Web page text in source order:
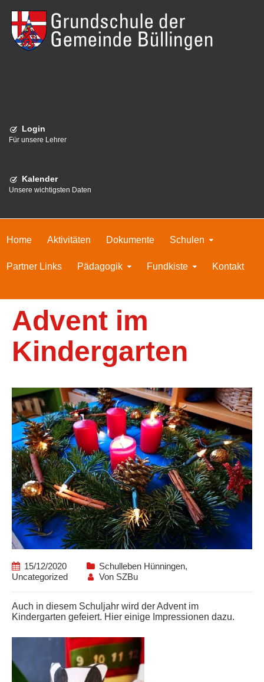
Login
Für unsere Lehrer
Kalender
Unsere wichtigsten Daten
Home Aktivitäten Dokumente Schulen
Partner Links Pädagogik Fundkiste Kontakt
Advent im
Kindergarten
15/12/2020 Schulleben Hünningen,
Uncategorized
Von SZBu
Auch in diesem Schuljahr wird der Advent im
Kindergarten gefeiert. Hier einige Impressionen dazu.